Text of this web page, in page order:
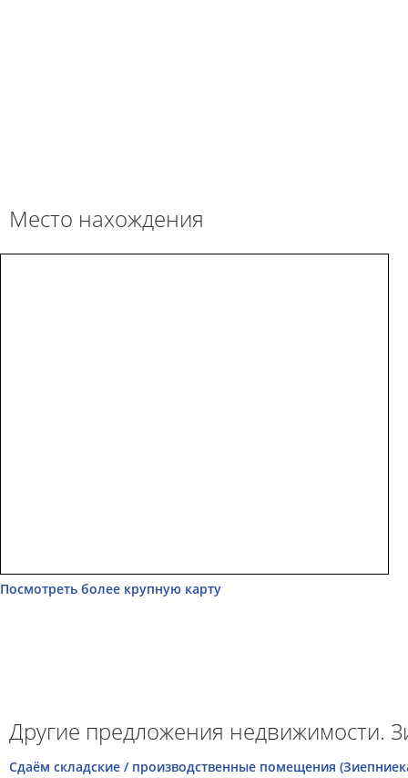
Место нахождения
Посмотреть более крупную карту
Другие предложения недвижимости.
Сдаём складские / производственные помещения